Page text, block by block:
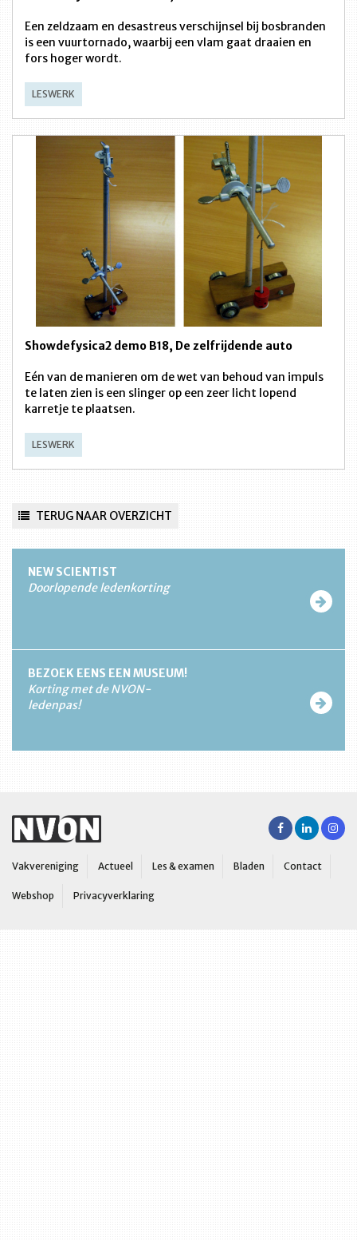
Een zeldzaam en desastreus verschijnsel bij bosbranden
is een vuurtornado, waarbij een vlam gaat draaien en
fors hoger wordt.
LESWERK
Showdefysica2 demo B18, De zelfrijdende auto
Eén van de manieren om de wet van behoud van impuls
te laten zien is een slinger op een zeer licht lopend
karretje te plaatsen.
LESWERK
TERUG NAAR OVERZICHT
NEW SCIENTIST
Doorlopende ledenkorting
BEZOEK EENS EEN MUSEUM!
Korting met de NVON-
ledenpas!
Vakvereniging Actueel Les & examen Bladen Contact
Webshop Privacyverklaring